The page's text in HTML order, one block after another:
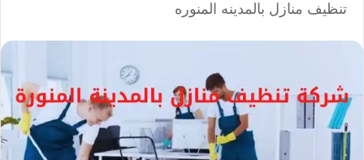
تنظيف منازل بالمدينه المنوره